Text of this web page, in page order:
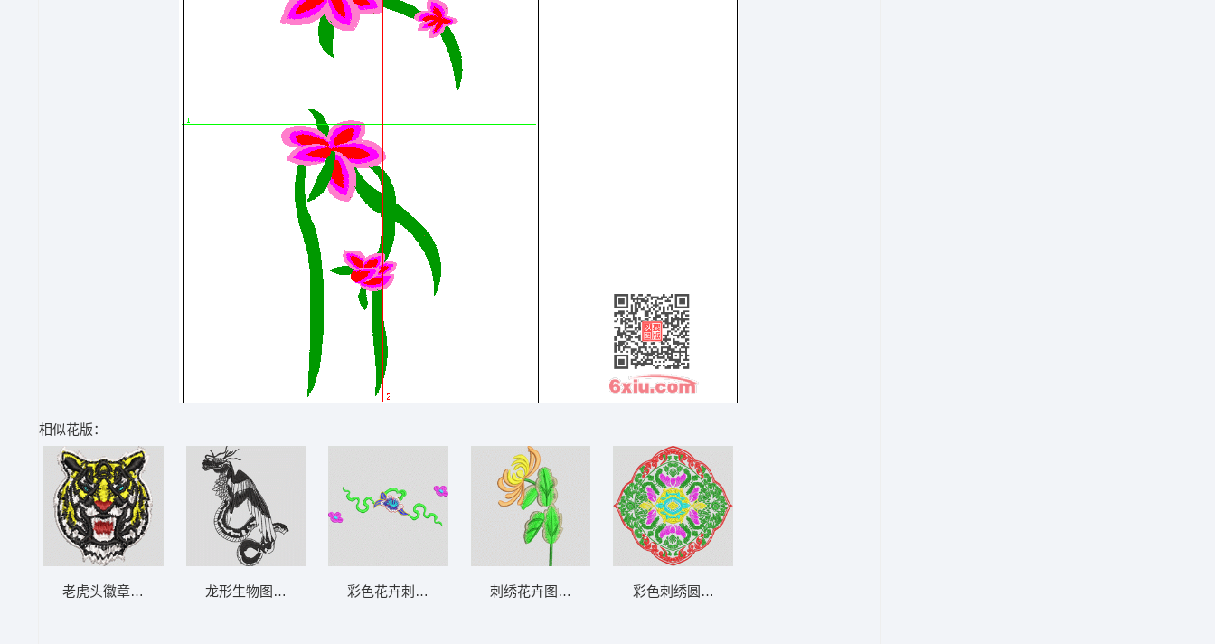
相似花版：
老虎头徽章图案 虎头 龙形生物图案 蛇翅膀 彩色花卉刺绣图案 汉服 刺绣花卉图案 菊花 彩色刺绣圆形图案 抽象